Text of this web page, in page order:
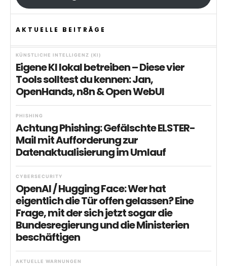
AKTUELLE BEITRÄGE
KÜNSTLICHE INTELLIGENZ (KI)
Eigene KI lokal betreiben – Diese vier
Tools solltest du kennen: Jan,
OpenHands, n8n & Open WebUI
PHISHING
Achtung Phishing: Gefälschte ELSTER-
Mail mit Aufforderung zur
Datenaktualisierung im Umlauf
CYBERSECURITY
OpenAI / Hugging Face: Wer hat
eigentlich die Tür offen gelassen? Eine
Frage, mit der sich jetzt sogar die
Bundesregierung und die Ministerien
beschäftigen
AKTUELLE WARNUNGEN